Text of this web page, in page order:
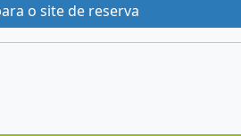
o site de reserva